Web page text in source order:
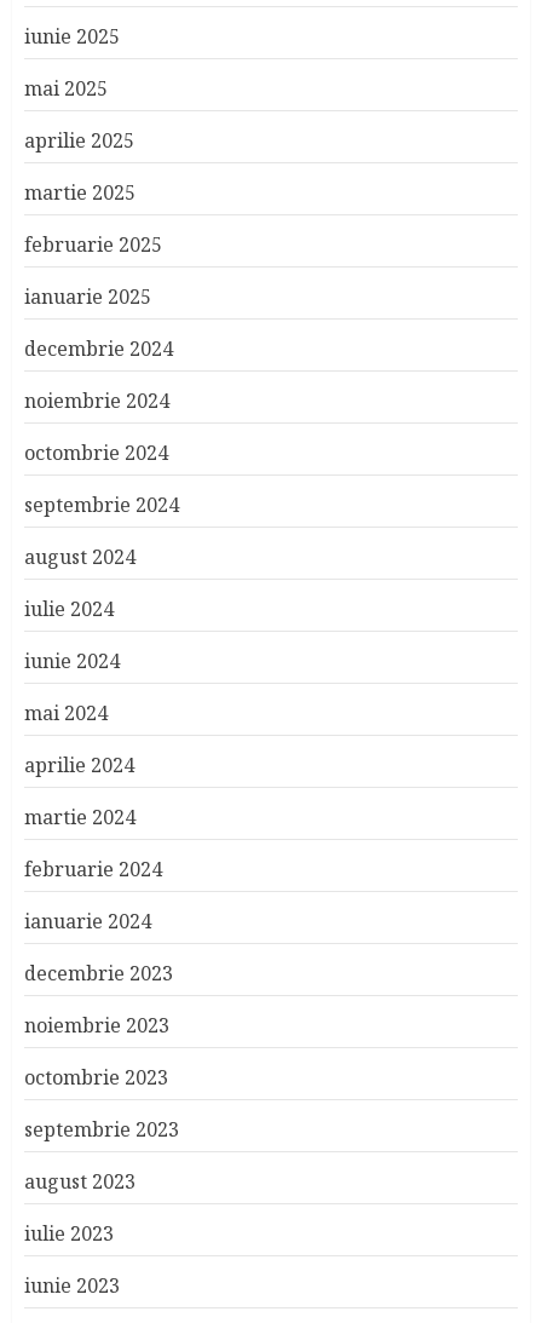
iunie 2025
mai 2025
aprilie 2025
martie 2025
februarie 2025
ianuarie 2025
decembrie 2024
noiembrie 2024
octombrie 2024
septembrie 2024
august 2024
iulie 2024
iunie 2024
mai 2024
aprilie 2024
martie 2024
februarie 2024
ianuarie 2024
decembrie 2023
noiembrie 2023
octombrie 2023
septembrie 2023
august 2023
iulie 2023
iunie 2023